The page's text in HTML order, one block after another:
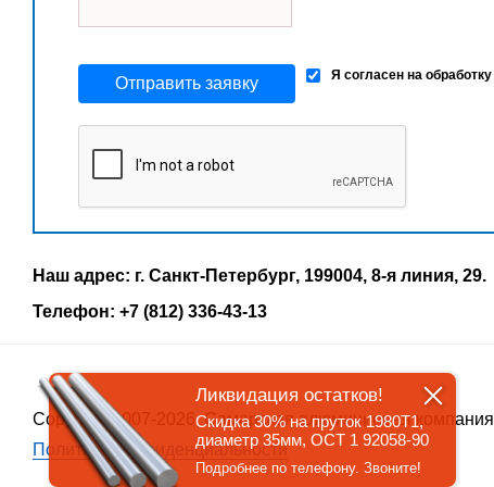
Отправить заявку Я согласен на обработку
Наш адрес: г. Санкт-Петербург, 199004, 8-я линия, 29.
Телефон: +7 (812) 336-43-13
Copyrigth 2007-2026, Самарская алюминиевая компания
Политика конфиденциальности
Ликвидация остатков!
Скидка 30% на пруток 1980Т1,
диаметр 35мм, ОСТ 1 92058-90
Подробнее по телефону. Звоните!